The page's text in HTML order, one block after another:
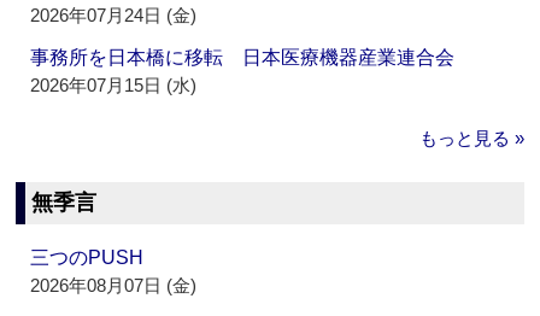
2026年07月24日 (金)
事務所を日本橋に移転 日本医療機器産業連合会
2026年07月15日 (水)
もっと見る »
無季言
三つのPUSH
2026年08月07日 (金)